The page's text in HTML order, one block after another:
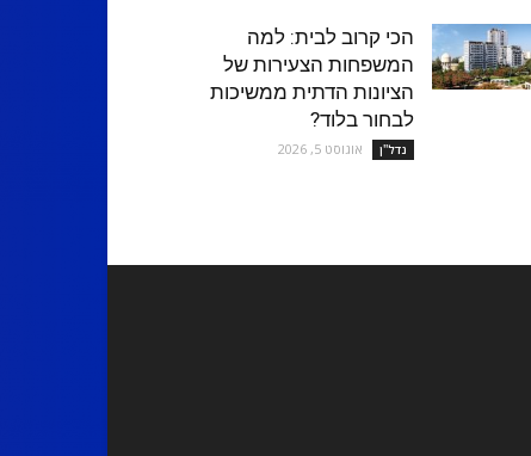
הכי קרוב לבית: למה
המשפחות הצעירות של
הציונות הדתית ממשיכות
לבחור בלוד?
נדל''ן אוגוסט 5, 2026